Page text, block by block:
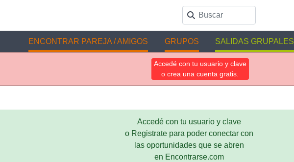
ENCONTRAR PAREJA / AMIGOS GRUPOS SALIDAS GRUPALES
Accedé con tu usuario y clave
o crea una cuenta gratis.
Accedé con tu usuario y clave
o Registrate para poder conectar con
las oportunidades que se abren
en Encontrarse.com